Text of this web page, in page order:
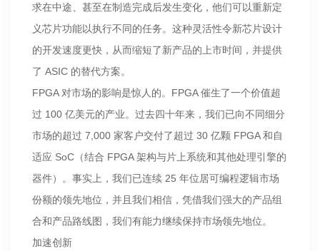
求在中途、甚至在制造完成后发生变化，他们可以重新定
义芯片功能以执行不同的任务。这种灵活性令新芯片设计
的开发速度更快，从而缩短了新产品的上市时间，并提供
了 ASIC 的替代方案。
FPGA 对市场的影响是惊人的。FPGA 催生了一个价值超
过 100 亿美元的产业。过去四十年来，我们已向不同细分
市场的超过 7,000 家客户交付了超过 30 亿颗 FPGA 和自
适应 SoC（结合 FPGA 架构与片上系统和其他处理引擎的
器件）。事实上，我们已连续 25 年位居可编程逻辑市场
份额的领先地位，并且我们相信，凭借我们强大的产品组
合和产品路线图，我们有能力继续保持市场领先地位。
加速创新